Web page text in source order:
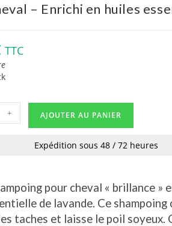
– Enrichi en huiles
TTC
+ AJOUTER AU PANIER
Expédition sous 48 / 72 heures
pour cheval « brillance »
de lavande. Ce shampoing
taches et laisse le poil soyeux.